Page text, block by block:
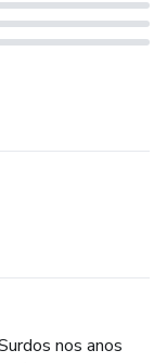
nos anos